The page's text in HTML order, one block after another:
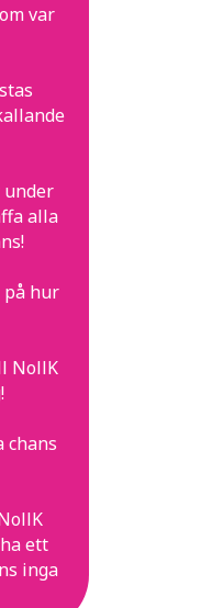
var
under
alla
hur
NollK
chans
ett
inga